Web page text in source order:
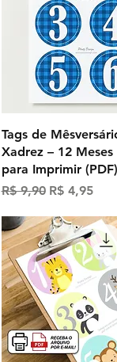
Visualização
Tags de
Xadrez – 12
para Imprimir (PDF)
Preço normal
R$ 9,90 Preço
R$ 4,95